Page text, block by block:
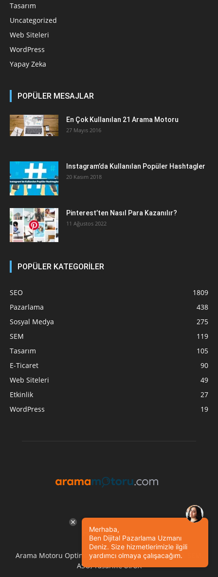
Tasarım
Uncategorized
Web Siteleri
WordPress
Yapay Zeka
POPÜLER MESAJLAR
En Çok Kullanılan 21 Arama Motoru
27 Mayıs 2016
Instagram’da Kullanılan Popüler Hashtagler
20 Kasım 2018
Pinterest’ten Nasıl Para Kazanılır?
11 Ağustos 2022
POPÜLER KATEGORİLER
SEO
1809
Pazarlama
438
Sosyal Medya
275
SEM
119
Tasarım
105
E-Ticaret
90
Web Siteleri
49
Etkinlik
27
WordPress
19
HAKKIMIZDA
Arama Motoru Optimizasyonu ve Pazarlaması - SEO, SEM,
ASO, Tasarım, UI/UX
Merhaba,
Ben Dijital Pazarlama Uzmanı
Deniz. Size hizmetlerimizle ilgili
yardımcı olmaya çalışacağım.